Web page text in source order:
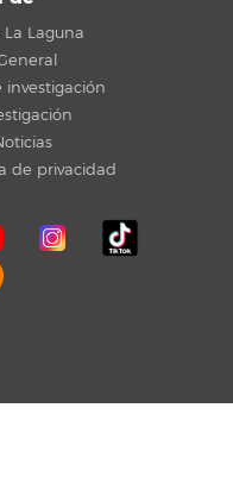
Laguna
investigación
de privacidad